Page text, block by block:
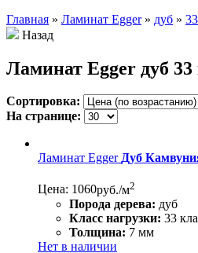
Главная » Ламинат Egger » дуб »
Назад
Ламинат Egger дуб
Сортировка:
На странице:
Ламинат EggerДуб
Цена: 1060руб./м2
Порода дерева: дуб
Класс нагрузки: 33
Толщина: 7 мм
Нет в наличии